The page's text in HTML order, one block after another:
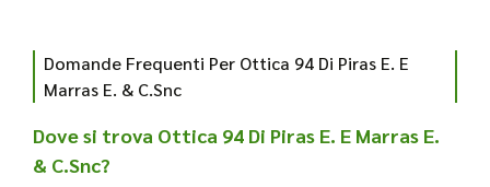
Domande Frequenti Per Ottica 94 Di Piras E. E
Marras E. & C.Snc
Dove si trova Ottica 94 Di Piras E. E Marras E.
& C.Snc?